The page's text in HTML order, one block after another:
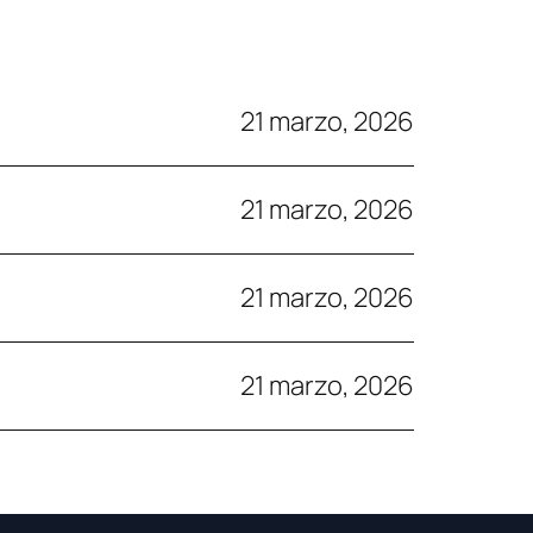
21 marzo, 2026
21 marzo, 2026
21 marzo, 2026
21 marzo, 2026